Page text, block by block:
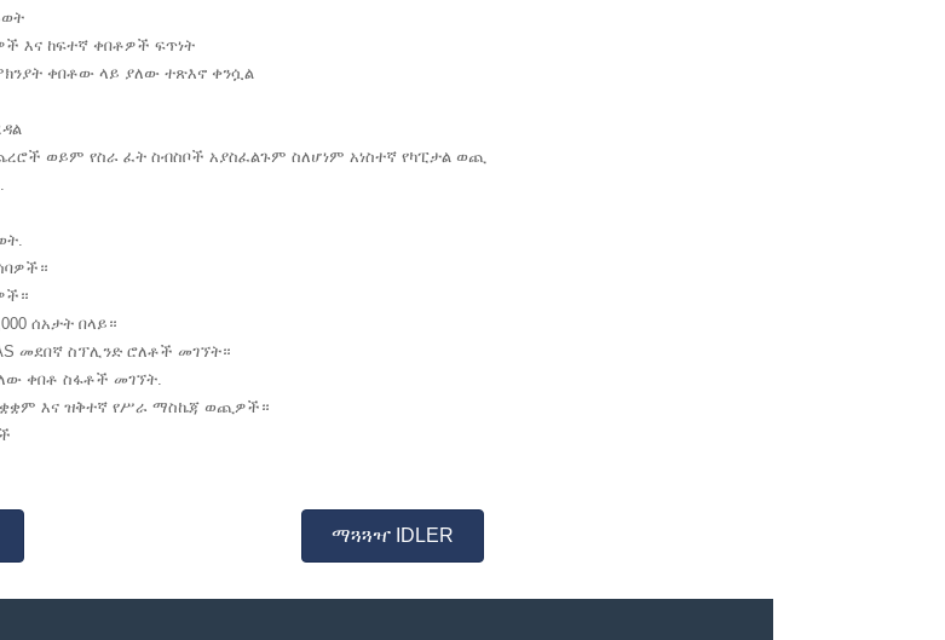
እና ከፍተኛ ቀበቶዎች ፍጥነት
ቀበቶው ላይ ያለው ተጽእኖ ቀንሷል
ወይም የስራ ፈት ስብስቦች አያስፈልጉም ስለሆነም አነስተኛ የካፒታል ወጪ
ሰአታት በላይ።
AS መደበኛ ስፕሊንድ ሮለቶች መገኘት።
ቀበቶ ስፋቶች መገኘት.
እና ዝቅተኛ የሥራ ማስኬጃ ወጪዎች።
ማጓጓዣ IDLER